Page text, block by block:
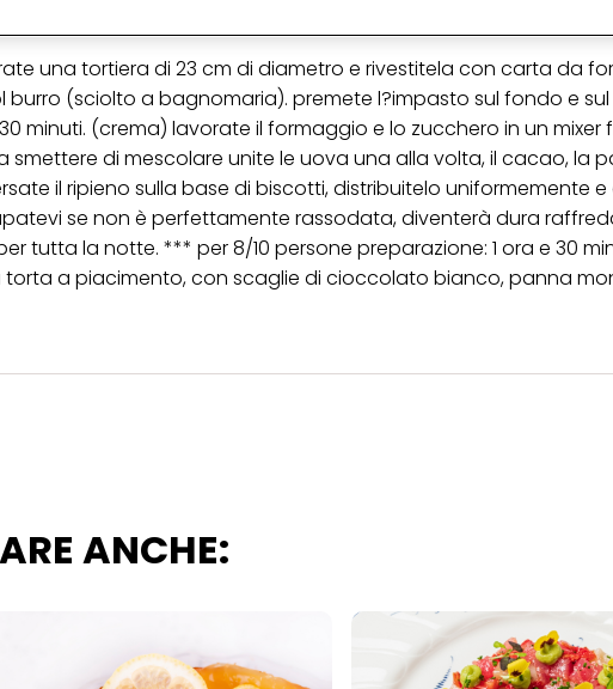
una tortiera di 23 cm di diametro e rivestitela con carta da
burro (sciolto a bagnomaria). premete l?impasto sul fondo e
minuti. (crema) lavorate il formaggio e lo zucchero in un mixer
di mescolare unite le uova una alla volta, il cacao, la
il ripieno sulla base di biscotti, distribuitelo uniformemente
se non è perfettamente rassodata, diventerà dura
tutta la notte. *** per 8/10 persone preparazione: 1 ora e 30
a piacimento, con scaglie di cioccolato bianco, panna
ANCHE:
e ottimizzare il successo delle campagne pubblicitarie.
maggiori informazioni sul trattamento dei tuoi dati nella nostra Informativa sulla
nel piè di pagina (Sezione "Cookie, Pixel, Impronte digitali e tecnologie simili"). Puoi
momento con effetto per il futuro disabilitando i cookie sul nostro sito web nella sezione
nel piè di pagina. Per ulteriori informazioni sui cookie utilizzati su questo sito Web, in
conservazione, consultare le informazioni dettagliate su ciascun cookie disponibili
di seguito".
su "Modifica" potrai trovare maggiori informazioni sul trattamento dei tuoi dati / sull'uso
più degli scopi sopra menzionati. Cliccando su "Accetta tutto", acconsenti all'uso dei
personali per tutte le finalità sopra indicate. Se fai clic su "Rifiuta", verranno utilizzati solo i